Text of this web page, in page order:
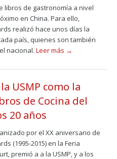
libros de gastronomía a nivel
en China. Para ello,
realizó hace unos días la
país, quienes son también
nacional. Leer más →
USMP como la
de Cocina del
20 años
por el XX aniversario de
(1995-2015) en la Feria
premió a a la USMP, y a los